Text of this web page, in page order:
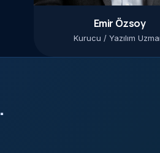
Emir Özsoy
Kurucu / Yazılım
.